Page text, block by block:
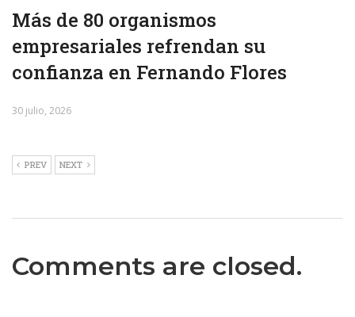
Más de 80 organismos
empresariales refrendan su
confianza en Fernando Flores
30 julio, 2026
PREV NEXT
Comments are closed.